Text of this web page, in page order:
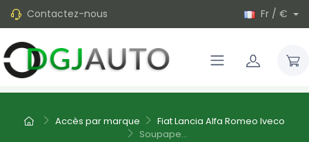
Contactez-nous Fr / €
Accès par marque
Fiat Lancia Alfa Romeo Iveco
Soupape...